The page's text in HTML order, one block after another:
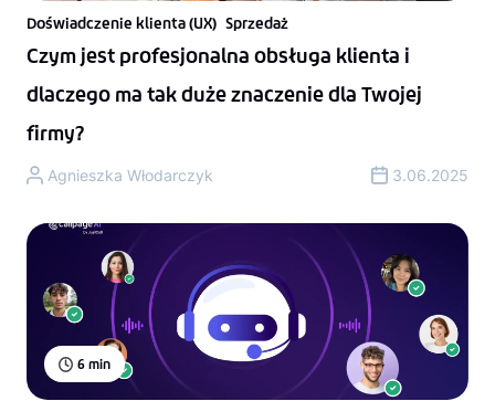
Doświadczenie klienta (UX) Sprzedaż
Czym jest profesjonalna obsługa klienta i
dlaczego ma tak duże znaczenie dla Twojej
firmy?
Agnieszka Włodarczyk 3.06.2025
6 min